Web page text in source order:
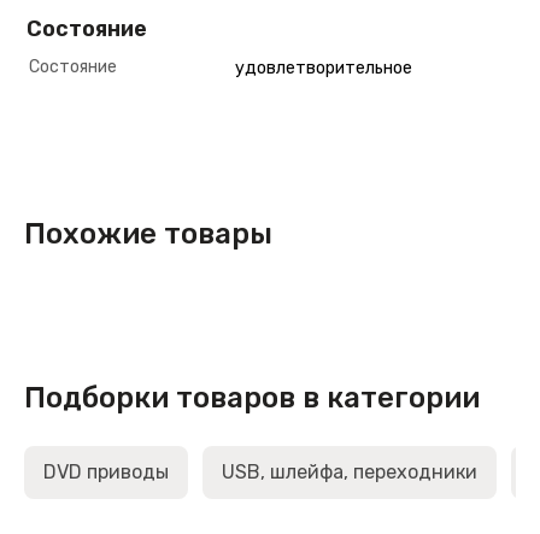
Состояние
Состояние удовлетворительное
Похожие товары
Подборки товаров в категории
DVD приводы USB, шлейфа, переходники